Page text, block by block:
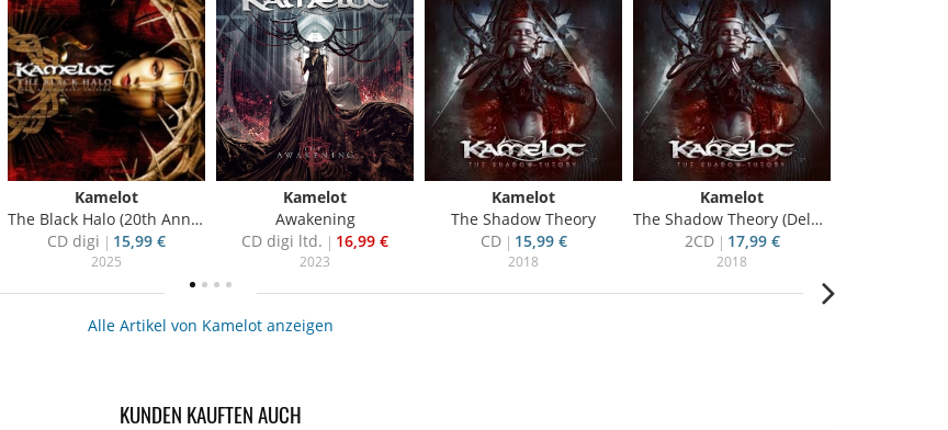
Kamelot
The Black Halo (20th Anniversary Edition)
CD digi
15,99 €
2025
Kamelot
Awakening
CD digi ltd.
16,99 €
2023
Kamelot
The Shadow Theory
CD
15,99 €
2018
Kamelot
The Shadow Theory (Deluxe Edition)
2CD
17,99 €
2018
Alle Artikel von Kamelot anzeigen
KUNDEN KAUFTEN AUCH